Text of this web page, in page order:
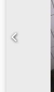
birlikte
temin
piyasadaki